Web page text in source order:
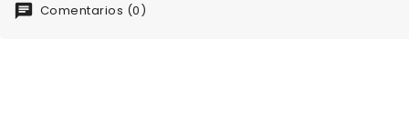
Comentarios (0)